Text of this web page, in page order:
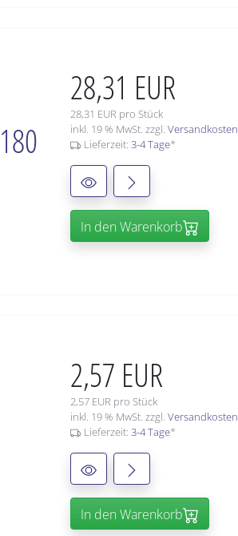
28,31 EUR
28,31 EUR pro Stück
inkl. 19 % MwSt. zzgl. Versandkosten
Lieferzeit: 3-4 Tage*
In den Warenkorb
2,57 EUR
2,57 EUR pro Stück
inkl. 19 % MwSt. zzgl. Versandkosten
Lieferzeit: 3-4 Tage*
In den Warenkorb